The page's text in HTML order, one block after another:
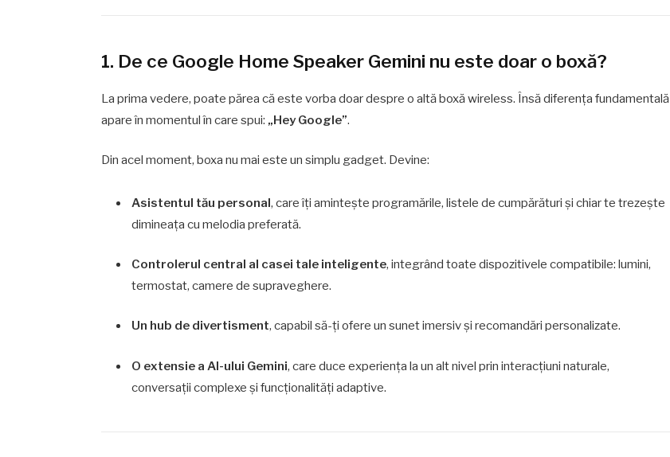
1. De ce Google Home Speaker Gemini nu este doar o boxă?
La prima vedere, poate părea că este vorba doar despre o altă boxă wireless. Însă diferența fundamentală
apare în momentul în care spui: „Hey Google”.
Din acel moment, boxa nu mai este un simplu gadget. Devine:
Asistentul tău personal, care îți amintește programările, listele de cumpărături și chiar te trezește
dimineața cu melodia preferată.
Controlerul central al casei tale inteligente, integrând toate dispozitivele compatibile: lumini,
termostat, camere de supraveghere.
Un hub de divertisment, capabil să-ți ofere un sunet imersiv și recomandări personalizate.
O extensie a AI-ului Gemini, care duce experiența la un alt nivel prin interacțiuni naturale,
conversații complexe și funcționalități adaptive.